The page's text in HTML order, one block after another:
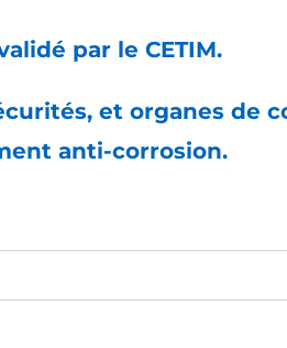
par le CETIM.
et organes de
anti-corrosion.